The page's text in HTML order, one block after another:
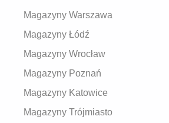
Magazyny Warszawa
Magazyny Łódź
Magazyny Wrocław
Magazyny Poznań
Magazyny Katowice
Magazyny Trójmiasto